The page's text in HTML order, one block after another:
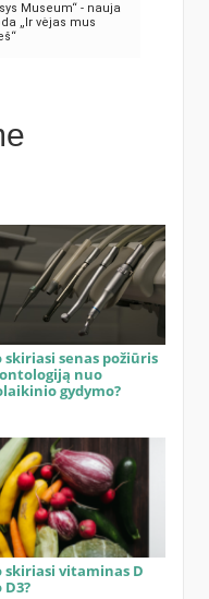
Museum“ - nauja
„Ir vėjas mus
skiriasi senas požiūris
nuo
gydymo?
skiriasi vitaminas D
D3?